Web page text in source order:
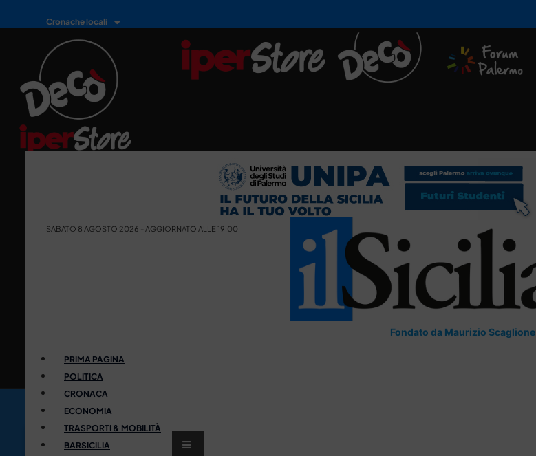
Cronache locali
SABATO 8 AGOSTO 2026 - AGGIORNATO ALLE 19:00
Fondato da Maurizio Scaglione
PRIMA PAGINA
POLITICA
CRONACA
ECONOMIA
TRASPORTI & MOBILITÀ
BARSICILIA